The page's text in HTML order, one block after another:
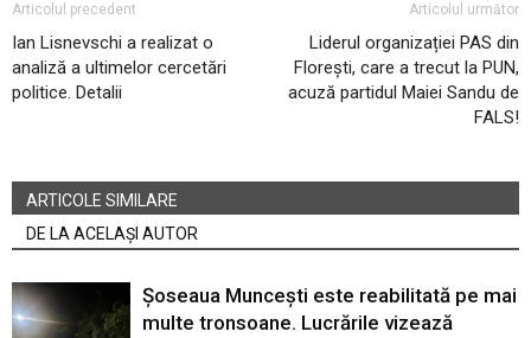
Articolul precedent
Ian Lisnevschi a realizat o
analiză a ultimelor cercetări
politice. Detalii
Articolul următor
Liderul organizației PAS din
Florești, care a trecut la PUN,
acuză partidul Maiei Sandu de
FALS!
ARTICOLE SIMILARE
DE LA ACELAȘI AUTOR
Șoseaua Muncești este reabilitată pe mai
multe tronsoane. Lucrările vizează